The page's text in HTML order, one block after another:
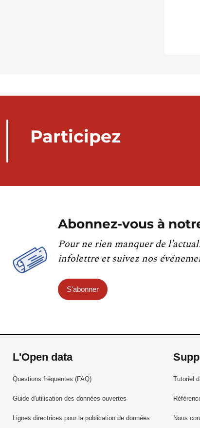
Participez
Abonnez-vous à
Pour ne rien manquer de
infolettre et suivez nos
S'abonner
L'Open data
Questions fréquentes (FAQ)
Guide d'utilisation des données ouvertes
Lignes directrices pour la publication de données
Tutoriel
Nous